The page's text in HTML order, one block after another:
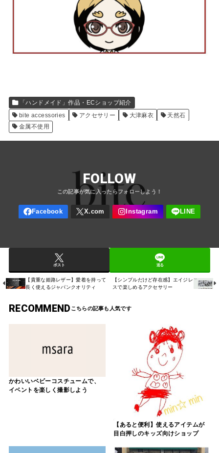
「ハンドメイド」作品・ECショップ紹介
bite accessories
アクセサリー 大津麻衣
天然石
金属不使用
FOLLOW
ポスト 送る
【貴重な姫路レザー】愛着を持って
長く使えるジャパンクオリティ
【シンプルだけど存在感】エイジレ
スで楽しめるアクセサリー
RECOMMEND
かわいいベビーコスチュームで、
イベントを楽しく撮影しよう
【あると便利】使えるアイテムが
目白押しのキッズ向けショップ